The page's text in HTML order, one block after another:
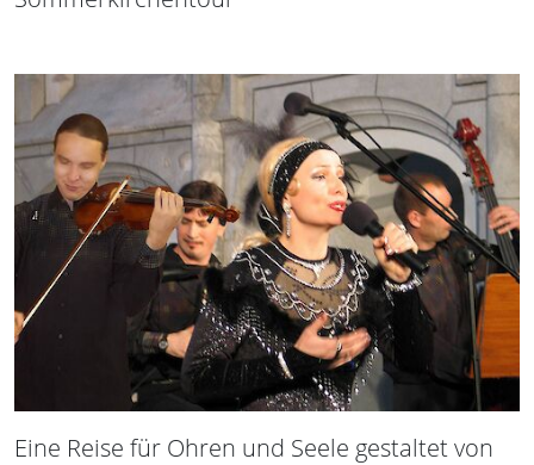
Eine Reise für Ohren und Seele gestaltet von